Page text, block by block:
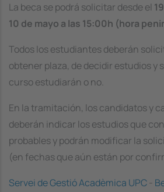
La beca se podrá solicitar desde el
10 de mayo a las 15:00h (hora
Todos los estudiantes deberán
obtener plaza, de decidir estudios y
curso estudiarán o no.
En la tramitación, los candidatos y
deberán indicar los estudios que
probables y podrán modificar la
(en fechas que aún están por
Servei de Gestió Acadèmica UPC